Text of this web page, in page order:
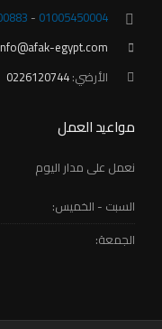
م
خ
ل
ا
01005450004
-
egypt.com
الأرضي:‎0226120744
مواعيد العمل
نعمل على مدار اليوم
السبت - الخميس:
الجمعة: